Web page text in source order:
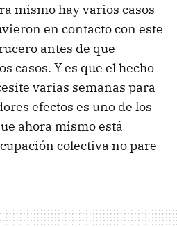
mismo hay varios casos
en contacto con este
antes de que
casos. Y es que el hecho
varias semanas para
efectos es uno de los
ahora mismo está
colectiva no pare